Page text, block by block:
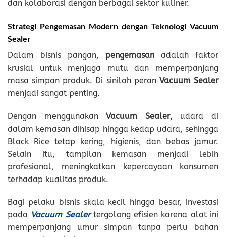
dan kolaborasi dengan berbagai sektor kuliner.
Strategi Pengemasan Modern dengan Teknologi Vacuum
Sealer
Dalam bisnis pangan, pengemasan adalah faktor
krusial untuk menjaga mutu dan memperpanjang
masa simpan produk. Di sinilah peran Vacuum Sealer
menjadi sangat penting.
Dengan menggunakanVacuum Sealer, udara di
dalam kemasan dihisap hingga kedap udara, sehingga
Black Rice tetap kering, higienis, dan bebas jamur.
Selain itu, tampilan kemasan menjadi lebih
profesional, meningkatkan kepercayaan konsumen
terhadap kualitas produk.
Bagi pelaku bisnis skala kecil hingga besar, investasi
pada Vacuum Sealertergolong efisien karena alat ini
memperpanjang umur simpan tanpa perlu bahan